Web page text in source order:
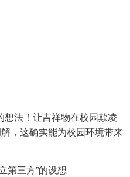
法！让吉祥物在校园欺凌
，这确实能为校园环境带来
第三方”的设想